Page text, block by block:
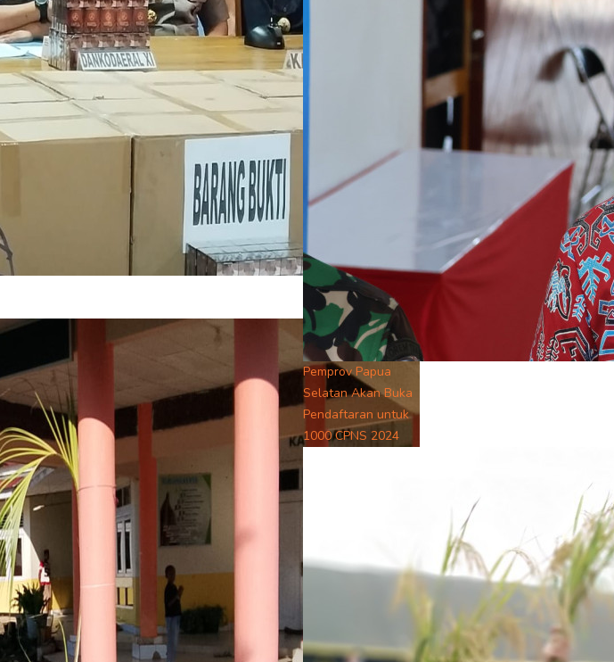
Pemprov Papua
Selatan Akan Buka
Pendaftaran untuk
1000 CPNS 2024